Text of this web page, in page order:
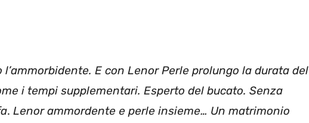
E con Lenor Perle prolungo la durata del
i tempi supplementari. Esperto del bucato. Senza
. Lenor ammordente e perle insieme… Un matrimonio